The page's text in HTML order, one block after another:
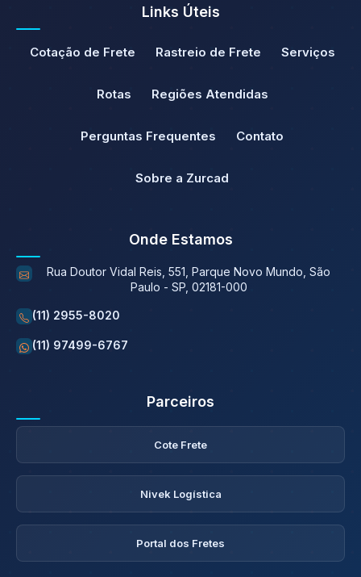
Links Úteis
Cotação de Frete Rastreio de Frete Serviços
Rotas Regiões Atendidas
Perguntas Frequentes Contato
Sobre a Zurcad
Onde Estamos
Rua Doutor Vidal Reis, 551, Parque Novo Mundo, São
Paulo - SP, 02181-000
(11) 2955-8020
(11) 97499-6767
Parceiros
Cote Frete
Nivek Logística
Portal dos Fretes